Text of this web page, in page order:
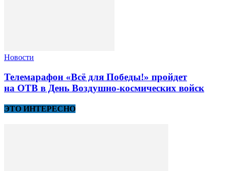
Новости
Телемарафон «Всё для Победы!» пройдет
на ОТВ в День Воздушно-космических войск
ЭТО ИНТЕРЕСНО